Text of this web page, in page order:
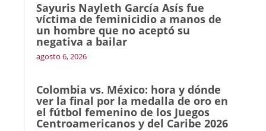
Sayuris Nayleth García Asís fue
víctima de feminicidio a manos de
un hombre que no aceptó su
negativa a bailar
agosto 6, 2026
Colombia vs. México: hora y dónde
ver la final por la medalla de oro en
el fútbol femenino de los Juegos
Centroamericanos y del Caribe 2026